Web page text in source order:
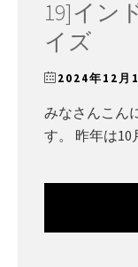
19]イン
イズ
2024年12月
みなさんこん
す。 昨年は